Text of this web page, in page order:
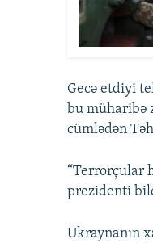
Gecə etdiyi
bu müharibə
cümlədən
“Terrorçular
prezidenti
Ukraynanın